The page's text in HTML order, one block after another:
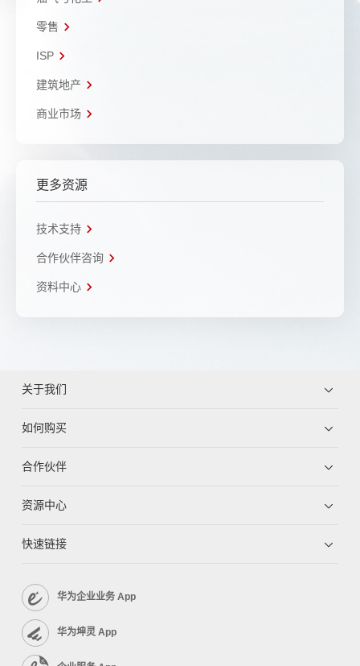
零售
ISP
建筑地产
商业市场
更多资源
技术支持
合作伙伴咨询
资料中心
关于我们
如何购买
合作伙伴
资源中心
快速链接
华为企业业务 App
华为坤灵 App